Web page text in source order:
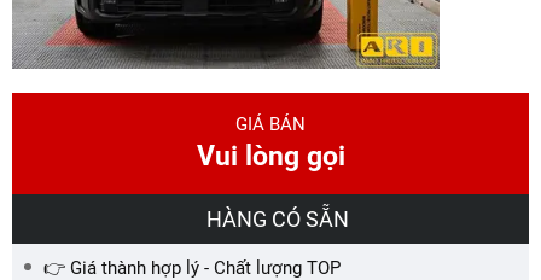
GIÁ BÁN
Vui lòng gọi
HÀNG CÓ SẴN
👉 Giá thành hợp lý - Chất lượng TOP